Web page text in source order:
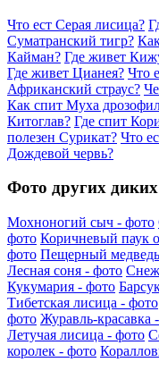
Что ест Серая лисица?
Суматранский тигр?
Кайман? Где живет
Где живет Цианея? Что
Африканский страус?
Как спит Муха
Китоглав? Где спит
полезен Сурикат? Что
Дождевой червь?
Фото других
Мохноногий сыч - фото
фото Коричневый паук
фото Пещерный
Лесная соня - фото
Кукумария - фото
Тибетская лисица - фото
фото Журавль-красавка
Летучая лисица - фото
королек - фото